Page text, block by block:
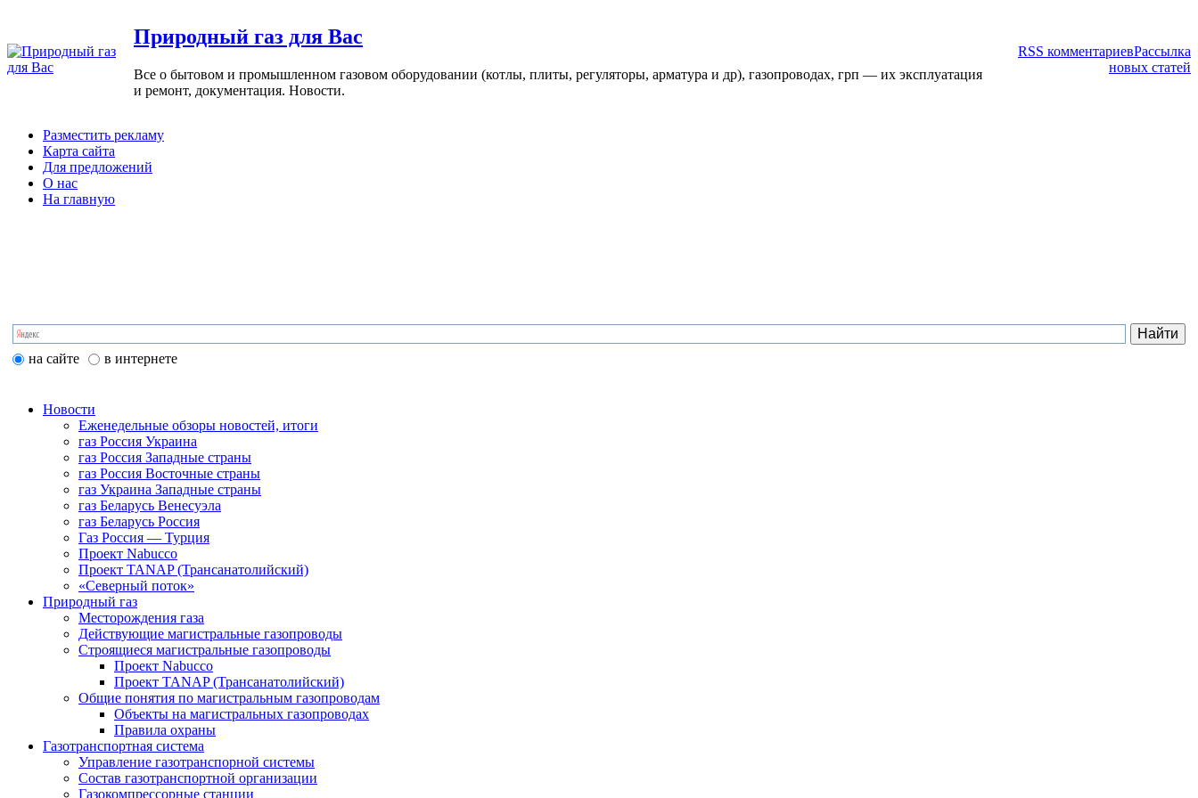
Природный газ для Вас
Все о бытовом и промышленном газовом оборудовании (котлы, плиты, регуляторы, арматура и др), газопроводах, грп — их эксплуатация
и ремонт, документация. Новости.
RSS комментариевРассылка
новых статей
Разместить рекламу
Карта сайта
Для предложений
О нас
На главную
на сайте в интернете
Новости
Еженедельные обзоры новостей, итоги
газ Россия Украина
газ Россия Западные страны
газ Россия Восточные страны
газ Украина Западные страны
газ Беларусь Венесуэла
газ Беларусь Россия
Газ Россия — Турция
Проект Nabucco
Проект TANAP (Трансанатолийский)
«Северный поток»
Природный газ
Месторождения газа
Действующие магистральные газопроводы
Строящиеся магистральные газопроводы
Проект Nabucco
Проект TANAP (Трансанатолийский)
Общие понятия по магистральным газопроводам
Объекты на магистральных газопроводах
Правила охраны
Газотранспортная система
Управление газотранспорной системы
Состав газотранспортной организации
Газокомпрессорные станции